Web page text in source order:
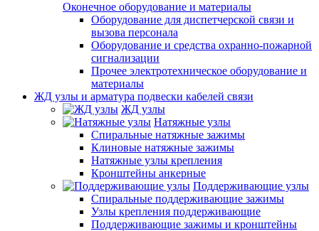
Оконечное оборудование и материалы
Оборудование для диспетчерской связи и
вызова персонала
Оборудование и средства охранно-пожарной
сигнализации
Прочее электротехническое оборудование и
материалы
ЖД узлы и арматура подвески кабелей связи
ЖД узлы
Натяжные узлы
Спиральные натяжные зажимы
Клиновые натяжные зажимы
Натяжные узлы крепления
Кронштейны анкерные
Поддерживающие узлы
Спиральные поддерживающие зажимы
Узлы крепления поддерживающие
Поддерживающие зажимы и кронштейны